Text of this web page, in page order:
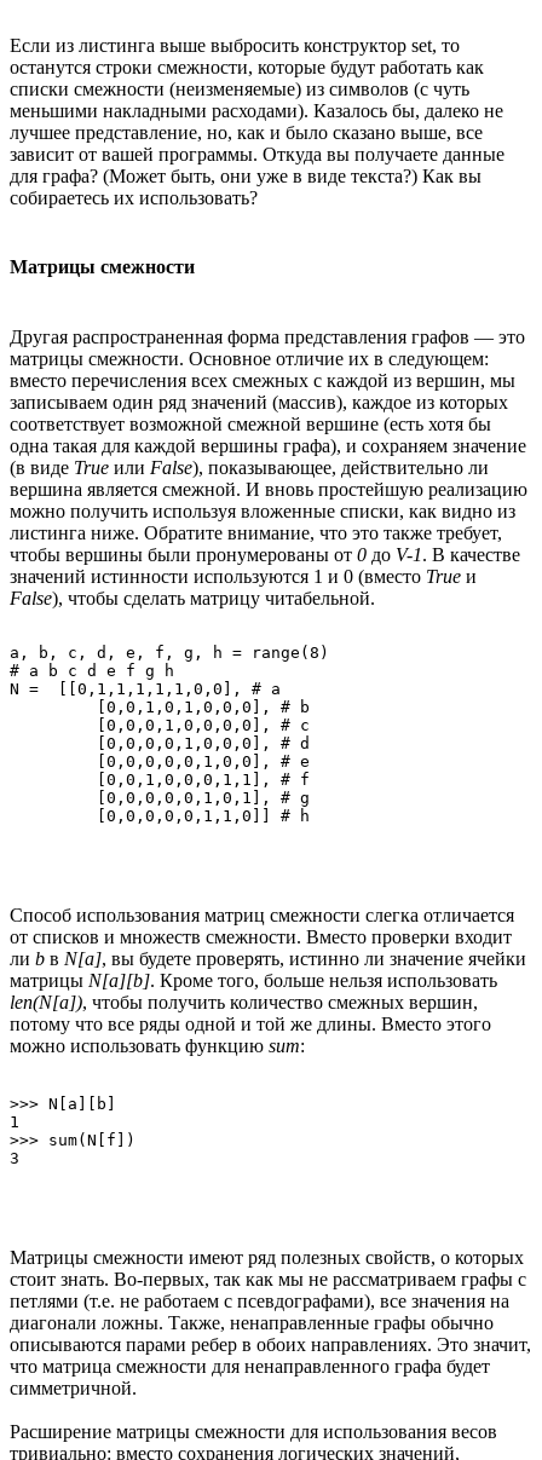
Если из листинга выше выбросить конструктор set, то
останутся строки смежности, которые будут работать как
списки смежности (неизменяемые) из символов (с чуть
меньшими накладными расходами). Казалось бы, далеко не
лучшее представление, но, как и было сказано выше, все
зависит от вашей программы. Откуда вы получаете данные
для графа? (Может быть, они уже в виде текста?) Как вы
собираетесь их использовать?
Матрицы смежности
Другая распространенная форма представления графов — это
матрицы смежности. Основное отличие их в следующем:
вместо перечисления всех смежных с каждой из вершин, мы
записываем один ряд значений (массив), каждое из которых
соответствует возможной смежной вершине (есть хотя бы
одна такая для каждой вершины графа), и сохраняем значение
(в виде True или False), показывающее, действительно ли
вершина является смежной. И вновь простейшую реализацию
можно получить используя вложенные списки, как видно из
листинга ниже. Обратите внимание, что это также требует,
чтобы вершины были пронумерованы от 0 до V-1. В качестве
значений истинности используются 1 и 0 (вместо True и
False), чтобы сделать матрицу читабельной.
a, b, c, d, e, f, g, h = range(8)
# a b c d e f g h
N =  [[0,1,1,1,1,1,0,0], # a
Способ использования матриц смежности слегка отличается
от списков и множеств смежности. Вместо проверки входит
ли b в N[a], вы будете проверять, истинно ли значение ячейки
матрицы N[a][b]. Кроме того, больше нельзя использовать
len(N[a]), чтобы получить количество смежных вершин,
потому что все ряды одной и той же длины. Вместо этого
можно использовать функцию sum:
>>> N[a][b]
1
>>> sum(N[f])
Матрицы смежности имеют ряд полезных свойств, о которых
стоит знать. Во-первых, так как мы не рассматриваем графы с
петлями (т.е. не работаем с псевдографами), все значения на
диагонали ложны. Также, ненаправленные графы обычно
описываются парами ребер в обоих направлениях. Это значит,
что матрица смежности для ненаправленного графа будет
симметричной.
Расширение матрицы смежности для использования весов
тривиально: вместо сохранения логических значений,